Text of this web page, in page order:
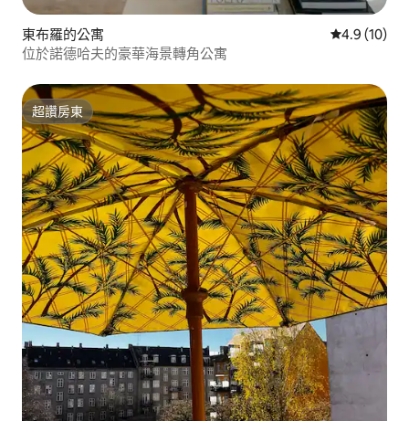
東布羅的公寓 從 10 則評
4.9 (10)
位於諾德哈夫的豪華海景轉角公寓
超讚房東
超讚房東